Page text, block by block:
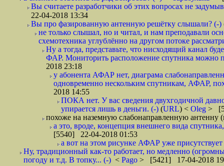
Вы считаете разработчики об этих вопросах не
22-04-2018 13:34
Вы про фазированную антенную решётку слышали? (-)
не только слышал, но и читал, и нам преподавали
схемотехника углублённо на другом потоке
Ну а тогда, представьте, что нисходящий канал
ФАР. Мониторить расположение спутника можно
2018 23:18
у абонента АФАР нет, диаграма
одновременно нескольким спутникам, АФАР,
2018 14:55
ПОКА нет. У вас сведения двухгодичной
упирается лишь в деньги. (-) (URL) < Oleg >
похоже на наземную слабонаправленную
а это, вроде, концепция внешнего вида
[5540] 22-04-2018 01:53
а вот на этом рисунке АФАР уже присутствует
Ну, традиционный как-то работает, но медленно
погоду и т.д. В топку... (-) < Pago > [5421] 17-04-2018